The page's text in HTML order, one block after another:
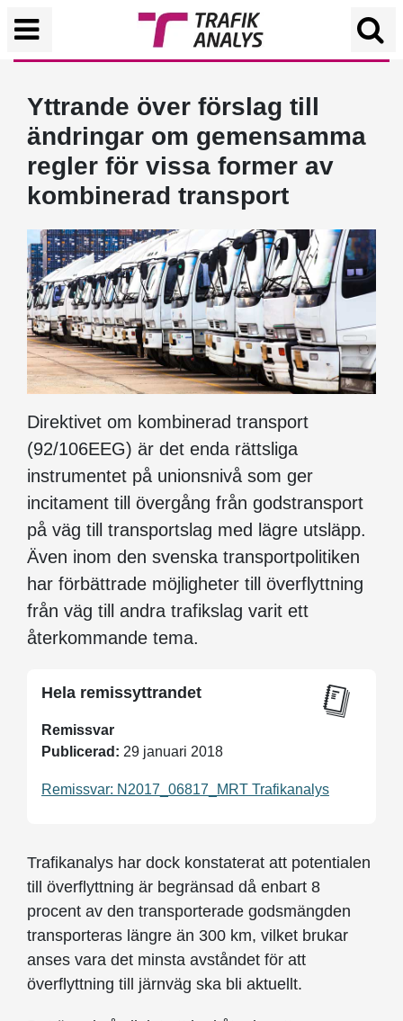
Yttrande över förslag till
ändringar om gemensamma
regler för vissa former av
kombinerad transport
Direktivet om kombinerad transport
(92/106EEG) är det enda rättsliga
instrumentet på unionsnivå som ger
incitament till övergång från godstransport
på väg till transportslag med lägre utsläpp.
Även inom den svenska transportpolitiken
har förbättrade möjligheter till överflyttning
från väg till andra trafikslag varit ett
återkommande tema.
Hela remissyttrandet
Remissvar
Publicerad: 29 januari 2018
Remissvar: N2017_06817_MRT Trafikanalys
Trafikanalys har dock konstaterat att potentialen
till överflyttning är begränsad då enbart 8
procent av den transporterade godsmängden
transporteras längre än 300 km, vilket brukar
anses vara det minsta avståndet för att
överflyttning till järnväg ska bli aktuellt.